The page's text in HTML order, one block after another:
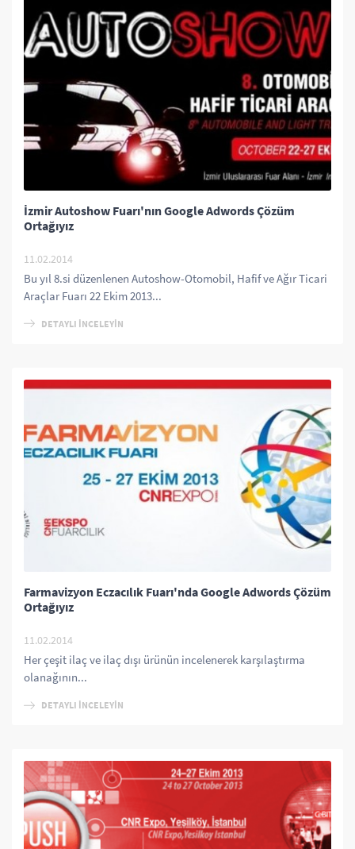
İzmir Autoshow Fuarı'nın Google Adwords Çözüm
Ortağıyız
11.02.2014
Bu yıl 8.si düzenlenen Autoshow-Otomobil, Hafif ve Ağır Ticari
Araçlar Fuarı 22 Ekim 2013...
DETAYLI İNCELEYİN
Farmavizyon Eczacılık Fuarı'nda Google Adwords Çözüm
Ortağıyız
11.02.2014
Her çeşit ilaç ve ilaç dışı ürünün incelenerek karşılaştırma
olanağının...
DETAYLI İNCELEYİN